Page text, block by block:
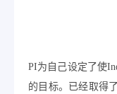
PI为自己设定了使
的目标。已经取得